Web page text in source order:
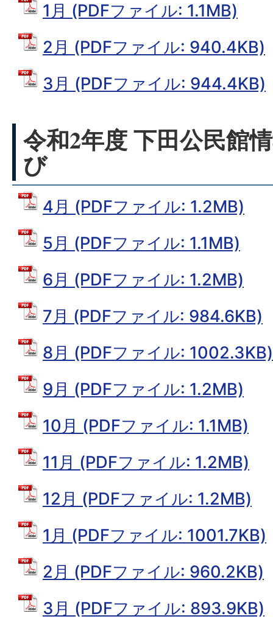
1月 (PDFファイル: 1.1MB)
2月 (PDFファイル: 940.4KB)
3月 (PDFファイル: 944.4KB)
令和2年度 下田公民館
び
4月 (PDFファイル: 1.2MB)
5月 (PDFファイル: 1.1MB)
6月 (PDFファイル: 1.2MB)
7月 (PDFファイル: 984.6KB)
8月 (PDFファイル: 1002.3KB)
9月 (PDFファイル: 1.2MB)
10月 (PDFファイル: 1.1MB)
11月 (PDFファイル: 1.2MB)
12月 (PDFファイル: 1.2MB)
1月 (PDFファイル: 1001.7KB)
2月 (PDFファイル: 960.2KB)
3月 (PDFファイル: 893.9KB)